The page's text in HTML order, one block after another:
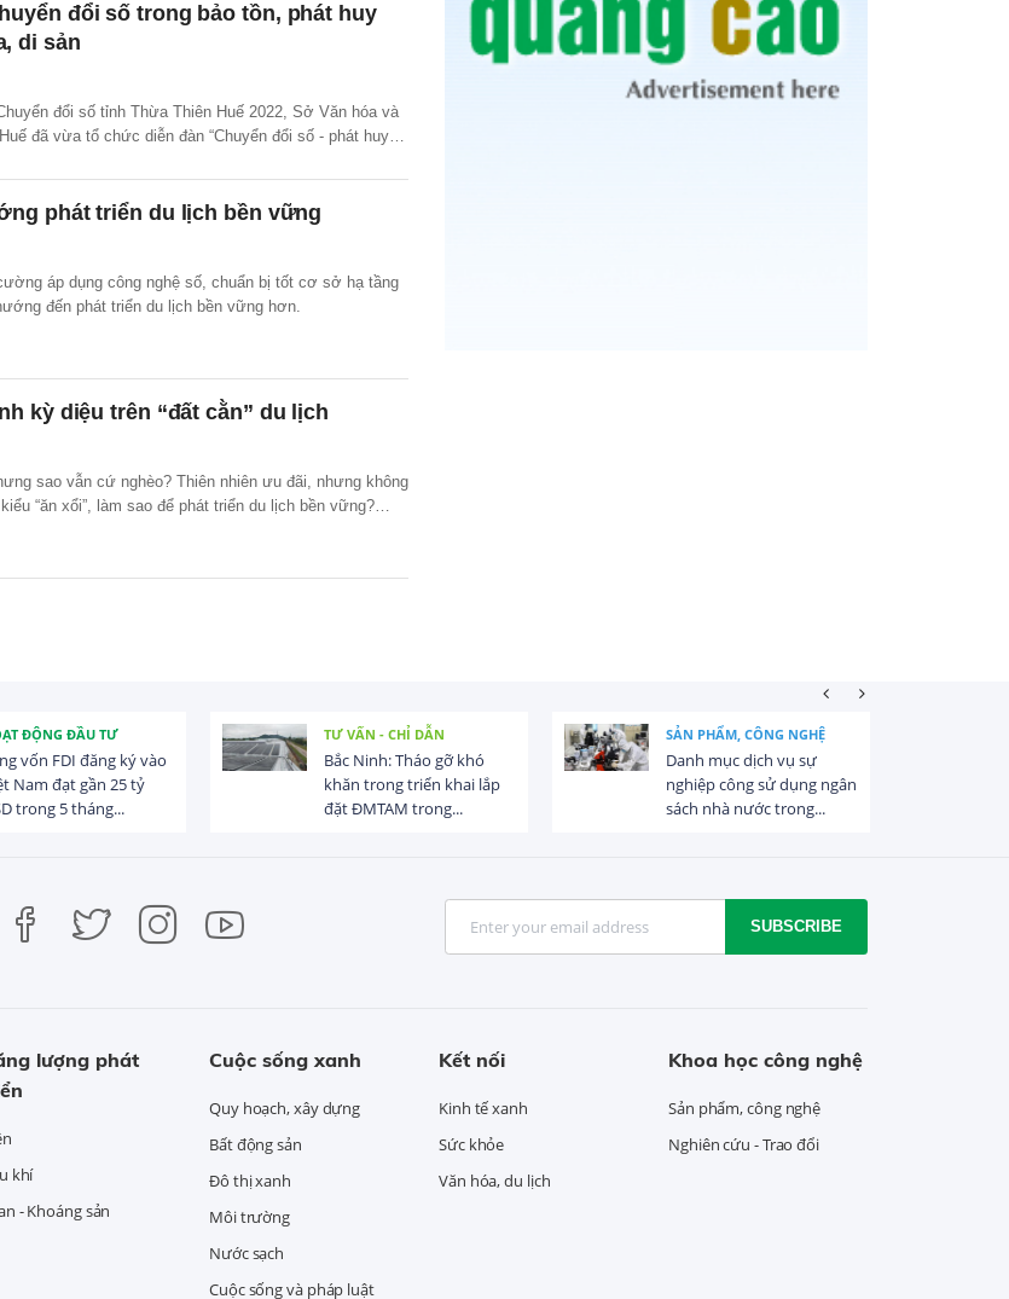
đổi số trong bảo tồn, phát huy
di sản
đổi số tỉnh Thừa Thiên Huế 2022, Sở Văn hóa và
đã vừa tổ chức diễn đàn “Chuyển đổi số - phát huy
phát triển du lịch bền vững
áp dụng công nghệ số, chuẩn bị tốt cơ sở hạ tầng
đến phát triển du lịch bền vững hơn.
kỳ diệu trên “đất cằn” du lịch
sao vẫn cứ nghèo? Thiên nhiên ưu đãi, nhưng không
“ăn xổi”, làm sao để phát triển du lịch bền vững?
ĐỘNG ĐẦU TƯ
vốn FDI đăng ký vào
Nam đạt gần 25 tỷ
trong 5 tháng...
TƯ VẤN - CHỈ DẪN
Bắc Ninh: Tháo gỡ khó
khăn trong triển khai lắp
đặt ĐMTAM trong...
SẢN PHẨM, CÔNG NGHỆ
Danh mục dịch vụ sự
nghiệp công sử dụng ngân
sách nhà nước trong...
SUBSCRIBE
lượng phát
khí
- Khoáng sản
Cuộc sống xanh
Quy hoạch, xây dựng
Bất động sản
Đô thị xanh
Môi trường
Nước sạch
Cuộc sống và pháp luật
Kết nối
Kinh tế xanh
Sức khỏe
Văn hóa, du lịch
Khoa học công nghệ
Sản phẩm, công nghệ
Nghiên cứu - Trao đổi